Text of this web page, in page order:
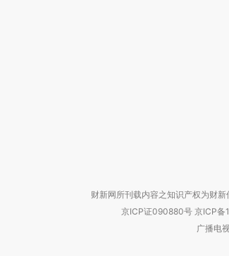
财新网所刊载内容之知识产权为财
京ICP证090880号 京ICP
广播电